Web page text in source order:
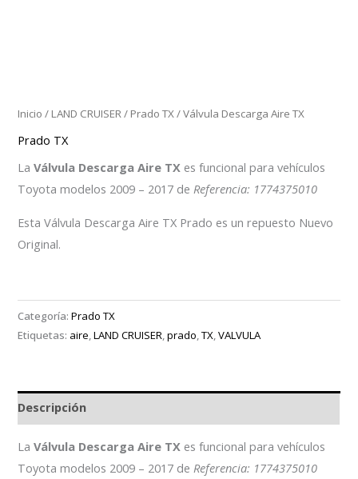
Inicio / LAND CRUISER/ Prado TX/ Válvula Descarga Aire TX
Prado TX
LaVálvula Descarga Aire TX es funcional para vehículos
Toyota modelos 2009 – 2017 deReferencia: 1774375010
Esta Válvula Descarga Aire TX Prado es un repuesto Nuevo
Original.
Categoría:Prado TX
Etiquetas: aire,LAND CRUISER,prado,TX,VALVULA
Descripción
LaVálvula Descarga Aire TX es funcional para vehículos
Toyota modelos 2009 – 2017 deReferencia: 1774375010